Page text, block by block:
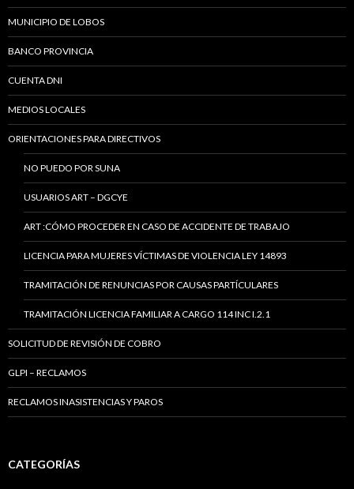
MUNICIPIO DE LOBOS
BANCO PROVINCIA
CUENTA DNI
MEDIOS LOCALES
ORIENTACIONES PARA DIRECTIVOS
NO PUEDO POR SUNA
USUARIOS ART – DGCYE
ART :CÓMO PROCEDER EN CASO DE ACCIDENTE DE TRABAJO
LICENCIA PARA MUJERES VÍCTIMAS DE VIOLENCIA LEY 14893
TRAMITACIÓN DE RENUNCIAS POR CAUSAS PARTÍCULARES
TRAMITACIÓN LICENCIA FAMILIAR A CARGO 114 INC I.2.1
SOLICITUD DE REVISIÓN DE COBRO
GLPI – RECLAMOS
RECLAMOS INASISTENCIAS Y PAROS
CATEGORÍAS